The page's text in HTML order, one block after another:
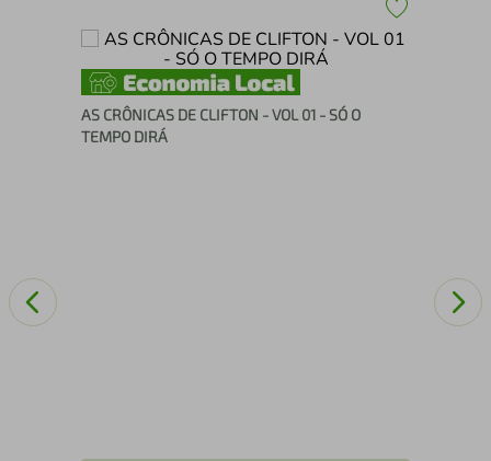
AS CRÔNICAS DE CLIFTON - VOL 01 - SÓ O
TEMPO DIRÁ